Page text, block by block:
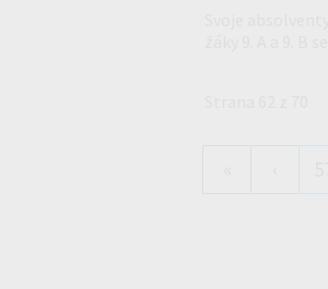
Svoje
žáky 9. A a 9.